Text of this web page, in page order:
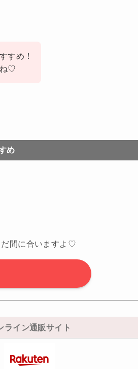
すめ！
ね♡
め
だ間に合いますよ♡
ライン通販サイト